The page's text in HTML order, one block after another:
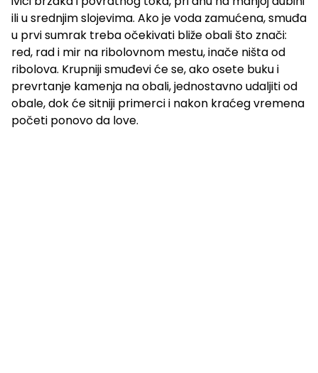
ili u srednjim slojevima. Ako je voda zamućena, smuđa
u prvi sumrak treba očekivati bliže obali što znači:
red, rad i mir na ribolovnom mestu, inače ništa od
ribolova. Krupniji smuđevi će se, ako osete buku i
prevrtanje kamenja na obali, jednostavno udaljiti od
obale, dok će sitniji primerci i nakon kraćeg vremena
početi ponovo da love.